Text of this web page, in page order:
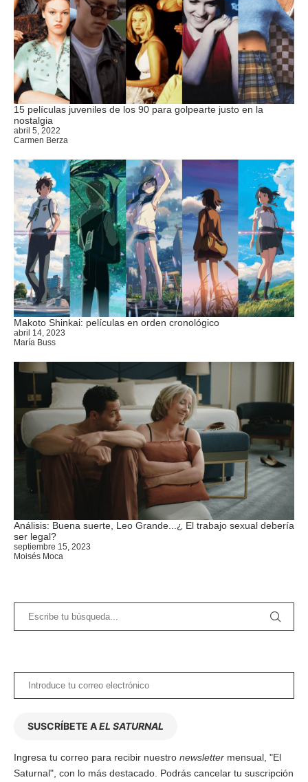
15 películas juveniles de los 90 para golpearte justo en la
nostalgia
abril 5, 2022
Carmen Berza
Makoto Shinkai: películas en orden cronológico
abril 14, 2023
María Buss
Análisis: Buena suerte, Leo Grande...¿ El trabajo sexual debería
ser legal?
septiembre 15, 2023
Moisés Moca
SUSCRÍBETE AEL SATURNAL
Ingresa tu correo para recibir nuestro newsletter mensual, "El
Saturnal", con lo más destacado. Podrás cancelar tu suscripción